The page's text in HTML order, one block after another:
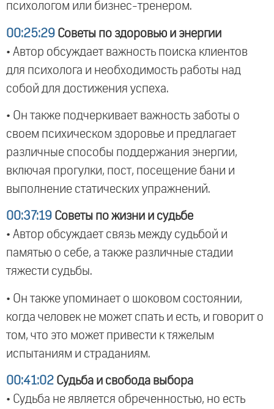
психологом или бизнес-тренером.
00:25:29 Советы по здоровью и энергии
• Автор обсуждает важность поиска клиентов
для психолога и необходимость работы над
собой для достижения успеха.
• Он также подчеркивает важность заботы о
своем психическом здоровье и предлагает
различные способы поддержания энергии,
включая прогулки, пост, посещение бани и
выполнение статических упражнений.
00:37:19 Советы по жизни и судьбе
• Автор обсуждает связь между судьбой и
памятью о себе, а также различные стадии
тяжести судьбы.
• Он также упоминает о шоковом состоянии,
когда человек не может спать и есть, и говорит о
том, что это может привести к тяжелым
испытаниям и страданиям.
00:41:02 Судьба и свобода выбора
• Судьба не является обреченностью, но есть